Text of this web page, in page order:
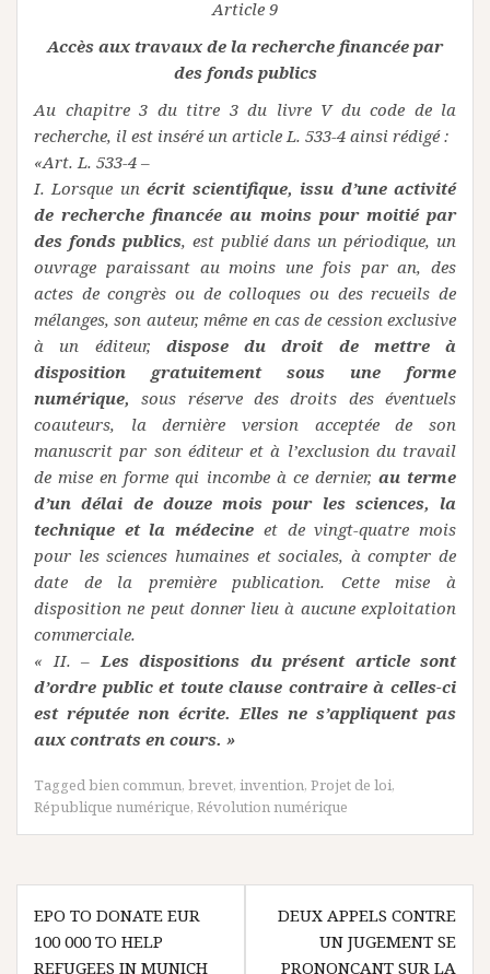
Article 9
Accès aux travaux de la recherche financée par
des fonds publics
Au chapitre 3 du titre 3 du livre V du code de la
recherche, il est inséré un article L. 533-4 ainsi rédigé :
«Art. L. 533-4 –
I. Lorsque unécrit scientifique, issu d’une activité
de recherche financée au moins pour moitié par
des fonds publics, est publié dans un périodique, un
ouvrage paraissant au moins une fois par an, des
actes de congrès ou de colloques ou des recueils de
mélanges, son auteur, même en cas de cession exclusive
à un éditeur, dispose du droit de mettre à
disposition gratuitement sous une forme
numérique, sous réserve des droits des éventuels
coauteurs, la dernière version acceptée de son
manuscrit par son éditeur et à l’exclusion du travail
de mise en forme qui incombe à ce dernier, au terme
d’un délai de douze mois pour les sciences, la
technique et la médecine et de vingt-quatre mois
pour les sciences humaines et sociales, à compter de
date de la première publication. Cette mise à
disposition ne peut donner lieu à aucune exploitation
commerciale.
« II. –Les dispositions du présent article sont
d’ordre public et toute clause contraire à celles-ci
est réputée non écrite. Elles ne s’appliquent pas
aux contrats en cours. »
Taggedbien commun, brevet, invention, Projet de loi,
République numérique, Révolution numérique
Navigation
de
EPO TO DONATE EUR
100 000 TO HELP
REFUGEES IN MUNICH
DEUX APPELS CONTRE
UN JUGEMENT SE
PRONONÇANT SUR LA